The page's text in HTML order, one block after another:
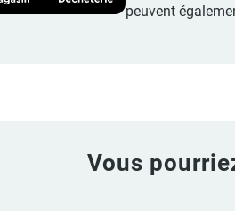
peuvent
Vous